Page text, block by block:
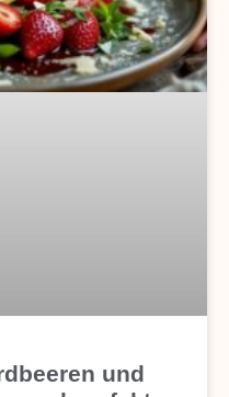
und